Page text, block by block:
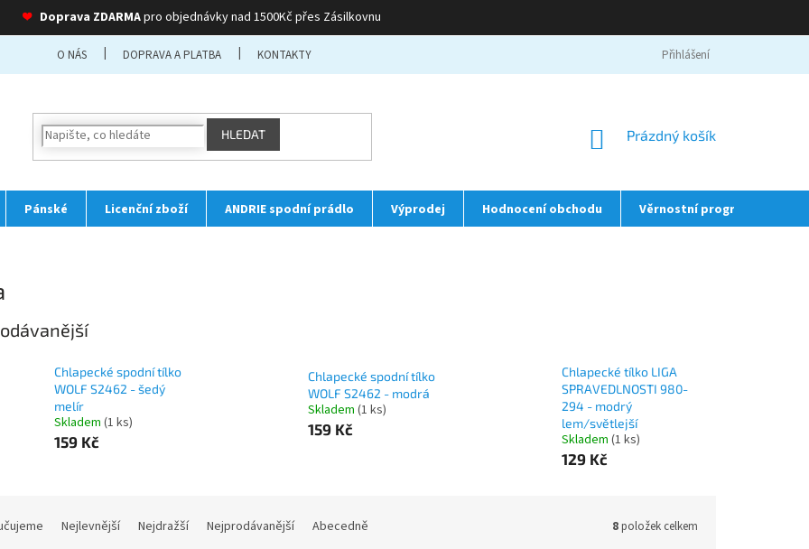
❤ Doprava ZDARMApro objednávky nad 1500Kč přes Zásilkovnu
O NÁS DOPRAVA A PLATBA KONTAKTY Přihlášení
HLEDAT
NÁKUPNÍ
Prázdný košík
Pánské Licenční zboží ANDRIE spodní prádlo Výprodej Hodnocení obchodu Věrnostní program
Chlapecké spodní tílko
WOLF S2462 - šedý
melír
Skladem (1 ks)
159 Kč
Chlapecké spodní tílko
WOLF S2462 - modrá
Skladem (1 ks)
159 Kč
Chlapecké tílko LIGA
SPRAVEDLNOSTI 980-
294 - modrý
lem/světlejší
Skladem (1 ks)
129 Kč
Nejlevnější Nejdražší Nejprodávanější Abecedně 8položek celkem